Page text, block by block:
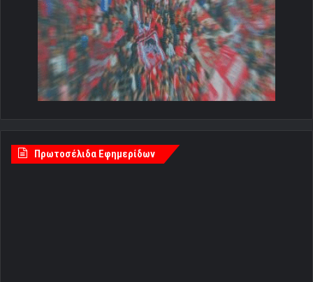
Πρωτοσέλιδα Εφημερίδων